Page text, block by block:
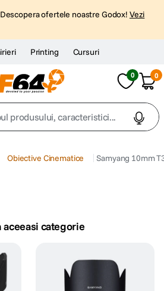
ofertele noastre Godox! Vezi
Printing Cursuri
0 0
caracteristici...
Obiective Cinematice Samyang 10mm
categorie